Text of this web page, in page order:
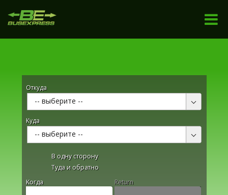
Откуда
-- выберите --
Куда
-- выберите --
В одну сторону
Туда и обратно
Kогда
Return